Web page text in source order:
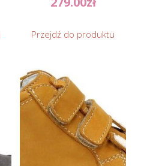
Przejdź do produktu